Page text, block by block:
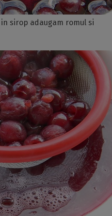
sirop adaugam romul si